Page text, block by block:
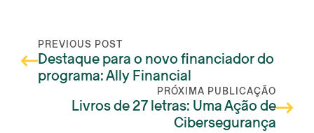
PREVIOUS POST
Destaque para o novo financiador do
programa: Ally Financial
PRÓXIMA PUBLICAÇÃO
Livros de 27 letras: Uma Ação de
Cibersegurança